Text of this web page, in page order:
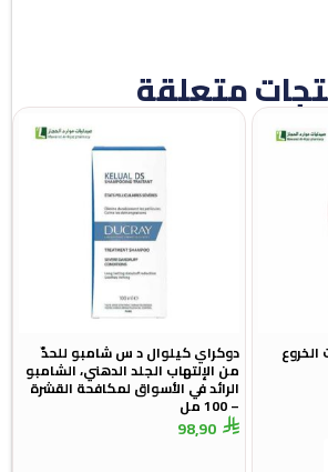
متعلقة
الخروع دوكراي كيلوال د س شامبو للحدّ
من الإلتهاب الجلد الدهني، الشامبو
الرائد في الأسواق لمكافحة القشرة
– 100 مل
98,90